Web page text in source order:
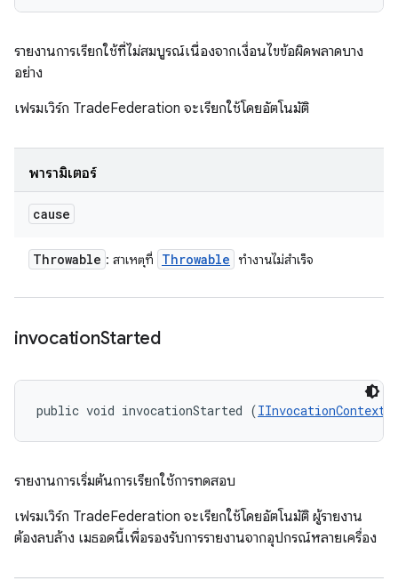
รายงานการเรียกใช้ที่ไม่สมบูรณ์เนื่องจากเงื่อนไขข้อผิดพลาดบาง
อย่าง
เฟรมเวิร์ก TradeFederation จะเรียกใช้โดยอัตโนมัติ
พารามิเตอร์
cause
Throwable : สาเหตุที่ Throwable ทำงานไม่สำเร็จ
invocationStarted
public void invocationStarted (IInvocationContext
รายงานการเริ่มต้นการเรียกใช้การทดสอบ
เฟรมเวิร์ก TradeFederation จะเรียกใช้โดยอัตโนมัติ ผู้รายงาน
ต้องลบล้าง เมธอดนี้เพื่อรองรับการรายงานจากอุปกรณ์หลายเครื่อง